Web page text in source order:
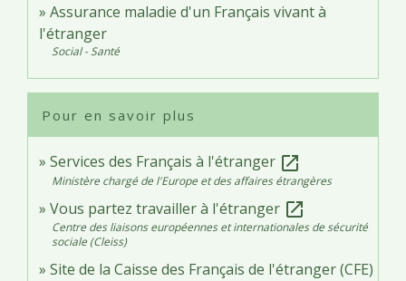
Assurance maladie d'un Français vivant à
l'étranger
Social - Santé
Pour en savoir plus
Services des Français à l'étranger open_in_new
Ministère chargé de l'Europe et des affaires étrangères
Vous partez travailler à l'étranger open_in_new
Centre des liaisons européennes et internationales de sécurité
sociale (Cleiss)
Site de la Caisse des Français de l'étranger (CFE)